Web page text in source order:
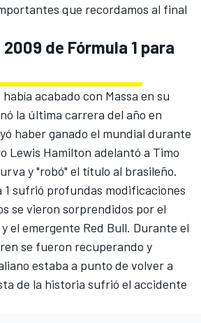
que recordamos al final
de Fórmula 1 para
acabado con Massa en su
la última carrera del año en
haber ganado el mundial durante
Lewis Hamilton adelantó a Timo
y "robó" el título al brasileño.
1 sufrió profundas modificaciones
se vieron sorprendidos por el
y el emergente Red Bull. Durante el
se fueron recuperando y
estaba a punto de volver a
de la historia sufrió el accidente